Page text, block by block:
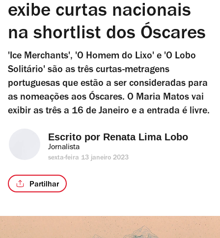
exibe curtas nacionais
na shortlist dos Óscares
'Ice Merchants', 'O Homem do Lixo' e 'O Lobo
Solitário' são as três curtas-metragens
portuguesas que estão a ser consideradas para
as nomeações aos Óscares. O Maria Matos vai
exibir as três a 16 de Janeiro e a entrada é livre.
Escrito por Renata Lima Lobo
Jornalista
sexta-feira 13 janeiro 2023
Partilhar